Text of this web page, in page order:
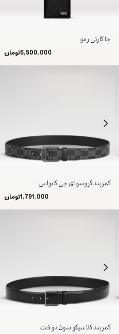
جا کارتی رمو
5,500,000تومان
کمربند گروسو ای جی کانواس
1,791,000تومان
کمربند کلاسیکو بدون دوخت